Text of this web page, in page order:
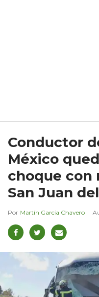
Conductor
México
choque con
San Juan
Martín García Chavero